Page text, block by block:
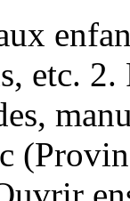
etc. 2.